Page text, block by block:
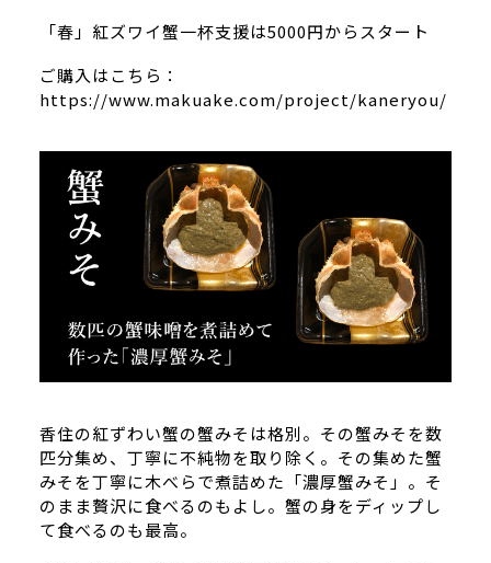
「春」紅ズワイ蟹一杯支援は5000円からスタート
ご購入はこちら：
https://www.makuake.com/project/kaneryou/
香住の紅ずわい蟹の蟹みそは格別。その蟹みそを数
匹分集め、丁寧に不純物を取り除く。その集めた蟹
みそを丁寧に木べらで煮詰めた「濃厚蟹みそ」。そ
のまま贅沢に食べるのもよし。蟹の身をディップし
て食べるのも最高。